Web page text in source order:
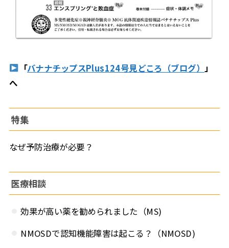
「バナナチップスPlus124号見どころ（ブログ） 」
へ
特集
なぜ予防治療が必要？
医療相談
効果が高い薬を勧められました（MS)
NMOSDで認知機能障害は起こる？（NMOSD)